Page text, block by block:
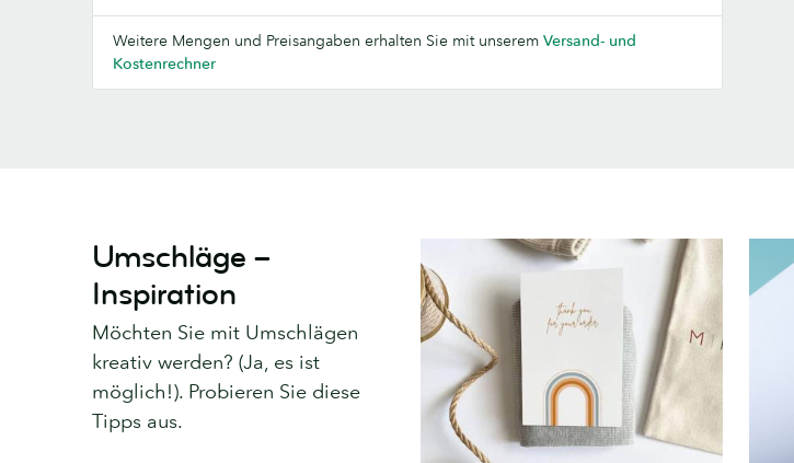
Weitere Mengen und Preisangaben erhalten Sie mit unserem Versand- und
Kostenrechner
Umschläge –
Inspiration
Möchten Sie mit Umschlägen
kreativ werden? (Ja, es ist
möglich!). Probieren Sie diese
Tipps aus.